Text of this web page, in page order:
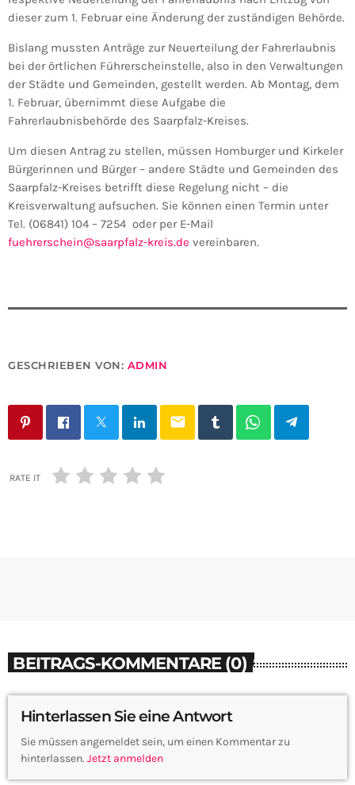
dieser zum 1. Februar eine Änderung der zuständigen Behörde.
Bislang mussten Anträge zur Neuerteilung der Fahrerlaubnis
bei der örtlichen Führerscheinstelle, also in den Verwaltungen
der Städte und Gemeinden, gestellt werden. Ab Montag, dem
1. Februar, übernimmt diese Aufgabe die
Fahrerlaubnisbehörde des Saarpfalz-Kreises.
Um diesen Antrag zu stellen, müssen Homburger und Kirkeler
Bürgerinnen und Bürger – andere Städte und Gemeinden des
Saarpfalz-Kreises betrifft diese Regelung nicht – die
Kreisverwaltung aufsuchen. Sie können einen Termin unter
Tel. (06841) 104 – 7254 oder per E-Mail
fuehrerschein@saarpfalz-kreis.de vereinbaren.
GESCHRIEBEN VON: ADMIN
email
RATE IT
BEITRAGS-KOMMENTARE (0)
Hinterlassen Sie eine Antwort
Sie müssen angemeldet sein, um einen Kommentar zu
hinterlassen. Jetzt anmelden